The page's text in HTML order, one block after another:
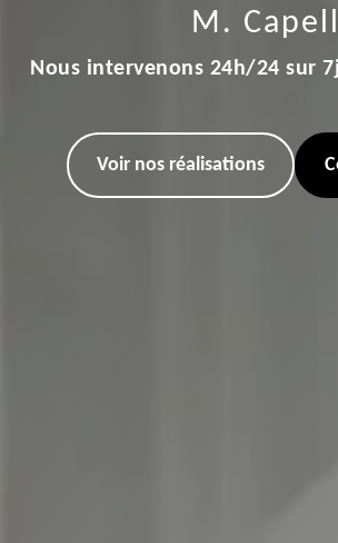
M.
Nous intervenons 24h/24 sur
Voir nos réalisations